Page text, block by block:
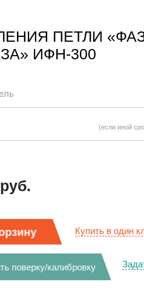
ПЕТЛИ
ИФН-300
(если иной
Купить в один
поверку/калибровку